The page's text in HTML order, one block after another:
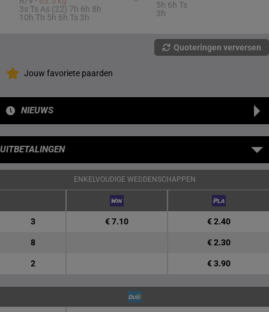
3s Ts As (22) 7h 6h 8h
10h Th 5h 6h Ts 3h
5h 6h Ts
3h
Quoteringen verversen
Jouw favoriete paarden
NIEUWS
UITBETALINGEN
ENKELVOUDIGE WEDDENSCHAPPEN
3 € 7.10 € 2.40
8 € 2.30
2 € 3.90